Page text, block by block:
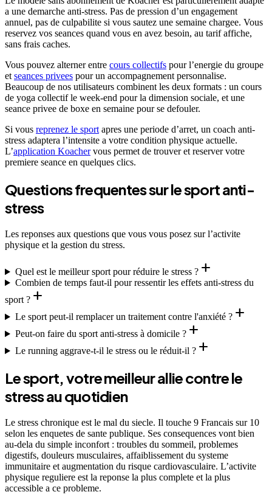
a une demarche anti-stress. Pas de pression d’un engagement
annuel, pas de culpabilite si vous sautez une semaine chargee. Vous
reservez vos seances quand vous en avez besoin, au tarif affiche,
sans frais caches.
Vous pouvez alterner entre cours collectifs pour l’energie du groupe
et seances privees pour un accompagnement personnalise.
Beaucoup de nos utilisateurs combinent les deux formats : un cours
de yoga collectif le week-end pour la dimension sociale, et une
seance privee de boxe en semaine pour se defouler.
Si vous reprenez le sport apres une periode d’arret, un coach anti-
stress adaptera l’intensite a votre condition physique actuelle.
L’application Koacher vous permet de trouver et reserver votre
premiere seance en quelques clics.
Questions frequentes sur le sport anti-
stress
Les reponses aux questions que vous vous posez sur l’activite
physique et la gestion du stress.
Quel est le meilleur sport pour réduire le stress ?add
Combien de temps faut-il pour ressentir les effets anti-stress du
sport ? add
Le sport peut-il remplacer un traitement contre l'anxiété ?add
Peut-on faire du sport anti-stress à domicile ?add
Le running aggrave-t-il le stress ou le réduit-il ?add
Le sport, votre meilleur allie contre le
stress au quotidien
Le stress chronique est le mal du siecle. Il touche 9 Francais sur 10
selon les enquetes de sante publique. Ses consequences vont bien
au-dela du simple inconfort : troubles du sommeil, problemes
digestifs, douleurs musculaires, affaiblissement du systeme
immunitaire et augmentation du risque cardiovasculaire. L’activite
physique reguliere est la reponse la plus complete et la plus
accessible a ce probleme.